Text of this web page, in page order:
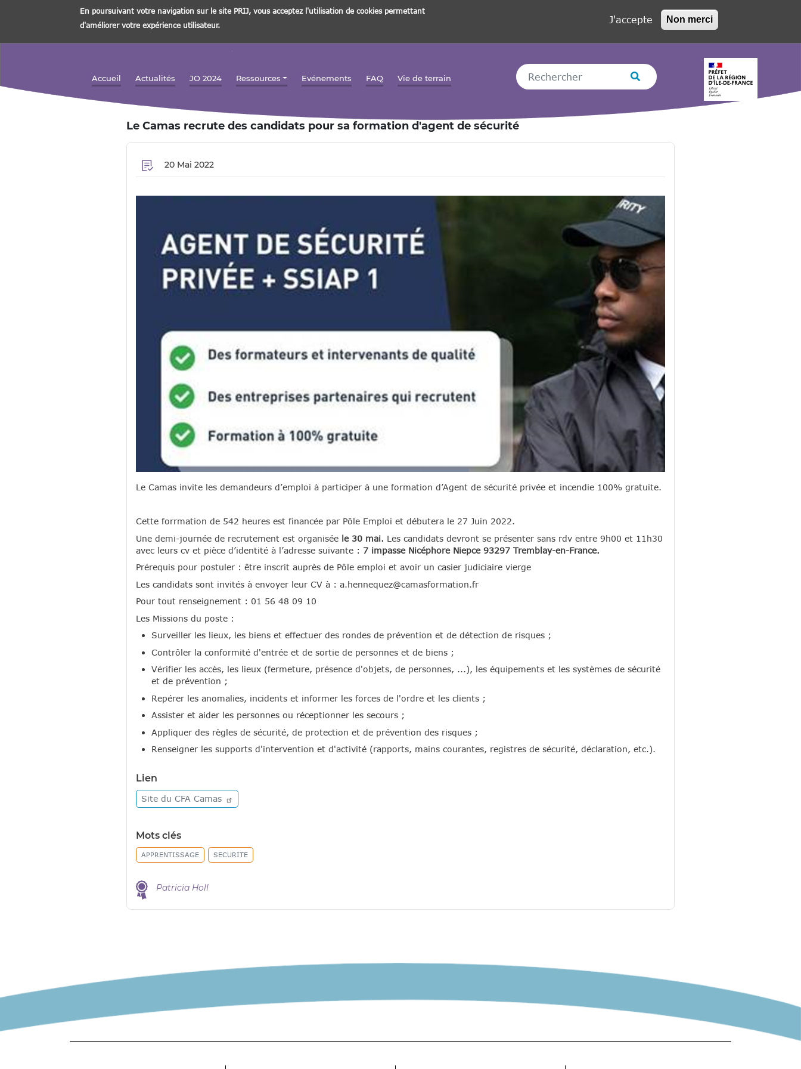
En poursuivant votre navigation sur le site PRIJ, vous acceptez l'utilisation de cookies permettant
d'améliorer votre expérience utilisateur.
J'accepte Non merci
principal
Navigation principale
Accueil Actualités JO 2024 Ressources Evénements FAQ Vie de terrain
Rechercher
Rechercher
Le Camas recrute des candidats pour sa formation d'agent de sécurité
20 Mai 2022
Le Camas invite les demandeurs d’emploi à participer à une formation d’Agent de sécurité privée et incendie 100% gratuite.
Cette forrmation de 542 heures est financée par Pôle Emploi et débutera le 27 Juin 2022.
Une demi-journée de recrutement est organisée le 30 mai. Les candidats devront se présenter sans rdv entre 9h00 et 11h30
avec leurs cv et pièce d’identité à l’adresse suivante : 7 impasse Nicéphore Niepce 93297 Tremblay-en-France.
Prérequis pour postuler : être inscrit auprès de Pôle emploi et avoir un casier judiciaire vierge
Les candidats sont invités à envoyer leur CV à : a.hennequez@camasformation.fr
Pour tout renseignement : 01 56 48 09 10
Les Missions du poste :
Surveiller les lieux, les biens et effectuer des rondes de prévention et de détection de risques ;
Contrôler la conformité d'entrée et de sortie de personnes et de biens ;
Vérifier les accès, les lieux (fermeture, présence d'objets, de personnes, ...), les équipements et les systèmes de sécurité
et de prévention ;
Repérer les anomalies, incidents et informer les forces de l'ordre et les clients ;
Assister et aider les personnes ou réceptionner les secours ;
Appliquer des règles de sécurité, de protection et de prévention des risques ;
Renseigner les supports d'intervention et d'activité (rapports, mains courantes, registres de sécurité, déclaration, etc.).
Lien
Site du CFA Camas
Mots clés
APPRENTISSAGE SECURITE
Patricia Holl